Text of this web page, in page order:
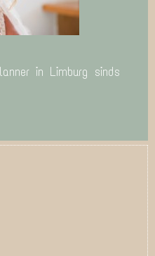
in Limburg sinds